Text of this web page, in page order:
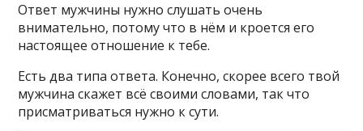
Ответ мужчины нужно слушать очень
внимательно, потому что в нём и кроется его
настоящее отношение к тебе.
Есть два типа ответа. Конечно, скорее всего твой
мужчина скажет всё своими словами, так что
присматриваться нужно к сути.